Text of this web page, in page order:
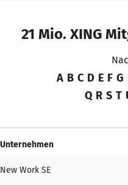
21 Mio. XING
A B C D E F G
Q R S T
Unternehmen
New Work SE